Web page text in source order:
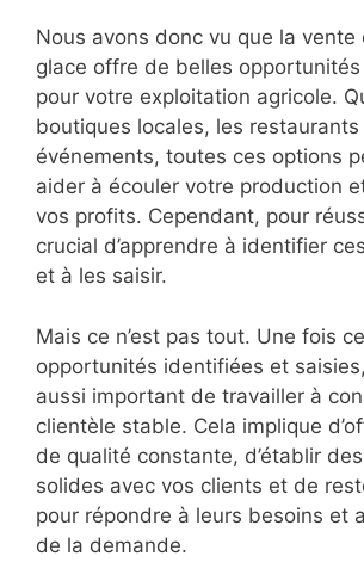
Nous avons donc vu que la vente
glace offre de belles
pour votre exploitation agricole.
boutiques locales, les restaurants
événements, toutes ces options
aider à écouler votre production
vos profits. Cependant, pour
crucial d’apprendre à identifier
et à les saisir.
Mais ce n’est pas tout. Une fois
opportunités identifiées et
aussi important de travailler à
clientèle stable. Cela implique
de qualité constante, d’établir
solides avec vos clients et de
pour répondre à leurs besoins et
de la demande.